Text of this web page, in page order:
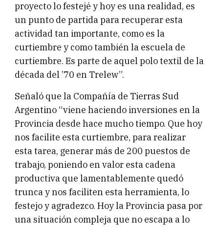
proyecto lo festejé y hoy es una realidad, es
un punto de partida para recuperar esta
actividad tan importante, como es la
curtiembre y como también la escuela de
curtiembre. Es parte de aquel polo textil de la
década del ’70 en Trelew”.
Señaló que la Compañía de Tierras Sud
Argentino “viene haciendo inversiones en la
Provincia desde hace mucho tiempo. Que hoy
nos facilite esta curtiembre, para realizar
esta tarea, generar más de 200 puestos de
trabajo, poniendo en valor esta cadena
productiva que lamentablemente quedó
trunca y nos faciliten esta herramienta, lo
festejo y agradezco. Hoy la Provincia pasa por
una situación compleja que no escapa a lo